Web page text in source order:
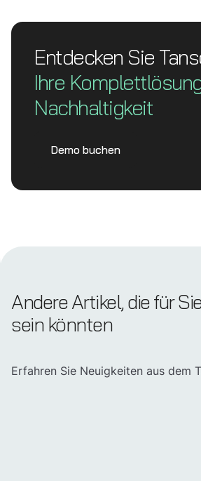
Entdecken Sie
Ihre
Nachhaltigkeit
Demo buchen
Andere Artikel, die für
sein könnten
Erfahren Sie Neuigkeiten aus dem